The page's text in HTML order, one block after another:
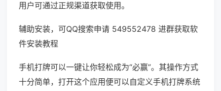
用户可通过正规渠道获取使用。
辅助安装，可QQ搜索申请 549552478 进群获取软
件安装教程
手机打牌可以一键让你轻松成为“必赢”。其操作方式
十分简单，打开这个应用便可以自定义手机打牌系统